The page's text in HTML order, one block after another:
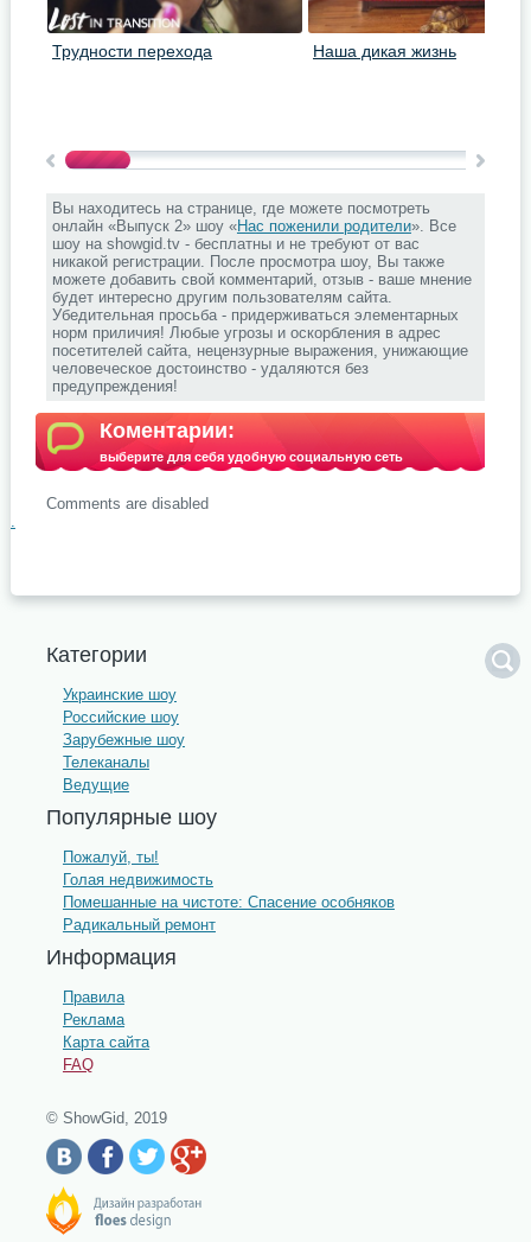
Трудности перехода Наша дикая жизнь
Вы находитесь на странице, где можете посмотреть
онлайн «Выпуск 2» шоу «Нас поженили родители». Все
шоу на showgid.tv - бесплатны и не требуют от вас
никакой регистрации. После просмотра шоу, Вы также
можете добавить свой комментарий, отзыв - ваше мнение
будет интересно другим пользователям сайта.
Убедительная просьба - придерживаться элементарных
норм приличия! Любые угрозы и оскорбления в адрес
посетителей сайта, нецензурные выражения, унижающие
человеческое достоинство - удаляются без
предупреждения!
Коментарии:
выберите для себя удобную социальную сеть
Comments are disabled
.
Категории
Украинские шоу
Российские шоу
Зарубежные шоу
Телеканалы
Ведущие
Популярные шоу
Пожалуй, ты!
Голая недвижимость
Помешанные на чистоте: Спасение особняков
Радикальный ремонт
Информация
Правила
Реклама
Карта сайта
FAQ
© ShowGid, 2019